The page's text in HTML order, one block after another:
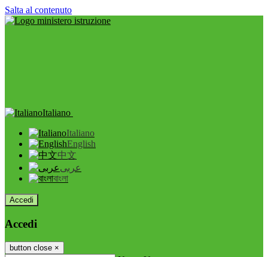
Salta al contenuto
Italiano
Italiano
English
中文
عربى
বাংলা
Accedi
Accedi
button close ×